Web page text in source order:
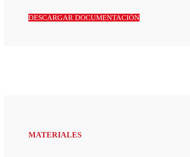
DESCARGAR DOCUMENTACIÓN
MATERIALES